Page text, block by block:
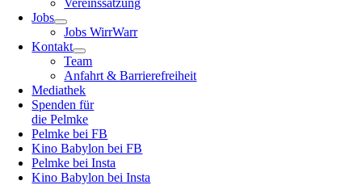
Vereinssatzung
Jobs
Jobs WirrWarr
Kontakt
Team
Anfahrt & Barrierefreiheit
Mediathek
Spenden für
die Pelmke
Pelmke bei FB
Kino Babylon bei FB
Pelmke bei Insta
Kino Babylon bei Insta